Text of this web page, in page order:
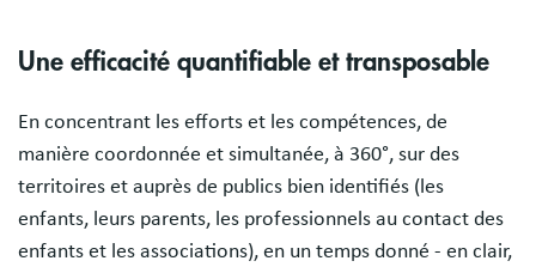
Une efficacité quantifiable et transposable
En concentrant les efforts et les compétences, de
manière coordonnée et simultanée, à 360°, sur des
territoires et auprès de publics bien identifiés (les
enfants, leurs parents, les professionnels au contact des
enfants et les associations), en un temps donné - en clair,